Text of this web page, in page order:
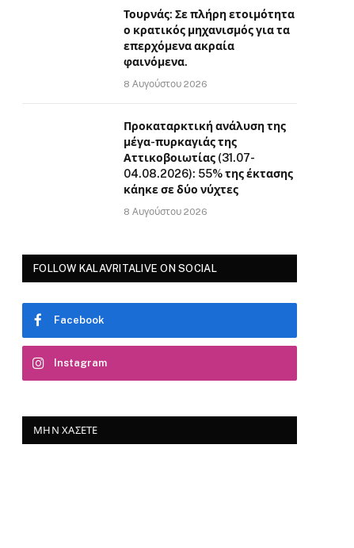
Τουρνάς: Σε πλήρη ετοιμότητα
ο κρατικός μηχανισμός για τα
επερχόμενα ακραία
φαινόμενα.
8 Αυγούστου 2026
Προκαταρκτική ανάλυση της
μέγα-πυρκαγιάς της
Αττικοβοιωτίας (31.07-
04.08.2026): 55% της έκτασης
κάηκε σε δύο νύχτες
8 Αυγούστου 2026
FOLLOW KALAVRITALIVE ON SOCIAL
Facebook
Instagram
ΜΗΝ ΧΆΣΕΤΕ